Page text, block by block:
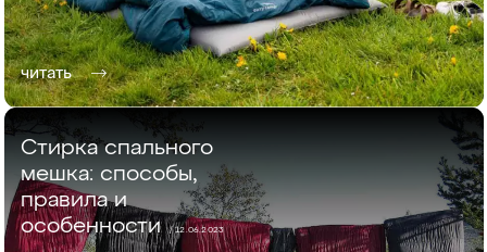
читать
Стирка спального
мешка: способы,
правила и
особенности/ 12.06.2023